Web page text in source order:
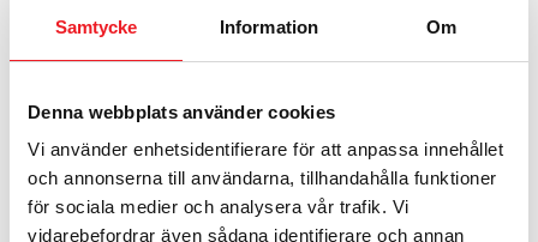
Samtycke Information Om
Denna webbplats använder cookies
Vi använder enhetsidentifierare för att anpassa innehållet
och annonserna till användarna, tillhandahålla funktioner
för sociala medier och analysera vår trafik. Vi
vidarebefordrar även sådana identifierare och annan
DYRKFRITT NYCKELLÅS ALT. GODKÄNT ELEKTRONISKT
KODLÅS. SKÅP SOM VÄGER UNDER 150 KG MÅSTE
DITT SÄKERHETSSKÅP PÅ TILLBEHÖRSLISTAN FINNS
LÅSBARA FACK OCH FACKMODULER,
NYCKELINREDNINGAR FRÅN 13 KROK TILL 880 KROK,
LAPTOPINSATSER, UTDRAGBARA HÄNGMAPPSRAMAR
M.M. MED VÅR EFFELTIVA LAPTOPINSATS KAN MAN FÅ